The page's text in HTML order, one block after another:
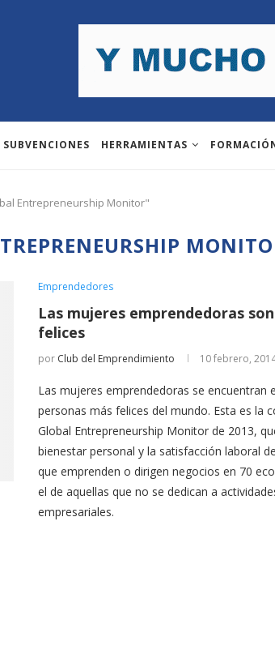
HERRAMIENTAS
Entrepreneurship Monitor"
Emprendedores
Las mujeres emprendedoras
felices
por Club del Emprendimiento 10 febrero,
Las mujeres emprendedoras se encuentran
personas más felices del mundo. Esta es la
Global Entrepreneurship Monitor de 2013,
bienestar personal y la satisfacción laboral
que emprenden o dirigen negocios en 70
el de aquellas que no se dedican a
empresariales.